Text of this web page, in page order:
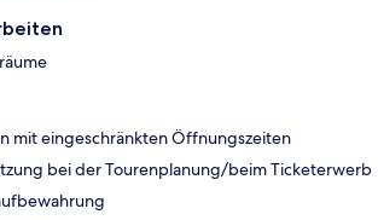
mit eingeschränkten Öffnungszeiten
bei der Tourenplanung/beim Ticketerwerb